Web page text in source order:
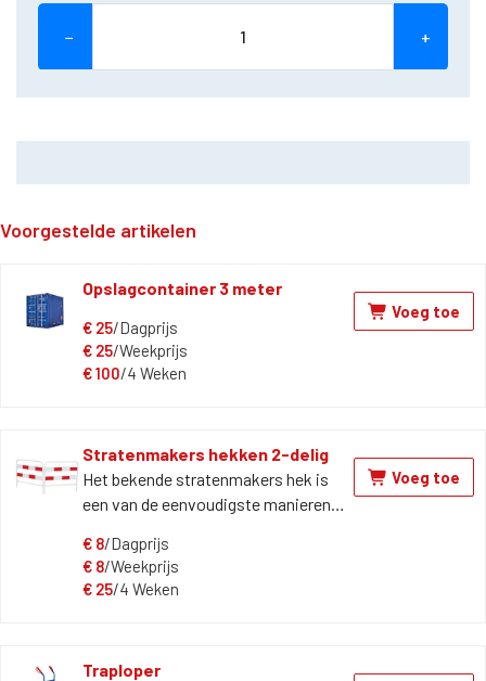
− +
Voorgestelde artikelen
Opslagcontainer 3 meter
€ 25/Dagprijs
€ 25/Weekprijs
€100/4 Weken
Voeg toe
Stratenmakers hekken 2-delig
Het bekende stratenmakers hek is
een van de eenvoudigste manieren
kanten zijn reflecterend Dag- en
weekprijs zijn hetzelfde
€ 8/Dagprijs
€ 8/Weekprijs
€ 25/4 Weken
Voeg toe
Traploper